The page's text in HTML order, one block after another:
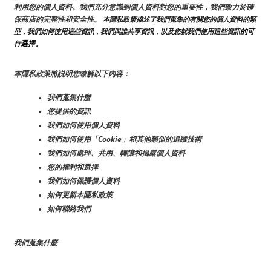
利用您的個人資料。我們充分意識到個人資料對您的重要性，我們致力於確
保商店的完整性和安全性。
本隱私政策描述了我們蒐集的有關您的個人資料的類
型，我們如何使用這些資訊，我們與誰共享資訊，以及您就我們使用這些資訊的可
行選擇。
本隱私政策將説明您瞭解以下內容：
我們蒐集什麼
您提供的資訊
我們如何使用個人資料
我們如何使用「Cookie」和其他類似的追蹤技術
我們如何處理、共用、轉讓和揭露個人資料
您的權利和選擇
我們如何保護個人資料
如何更新本隱私政策
如何聯絡我們
我們蒐集什麼